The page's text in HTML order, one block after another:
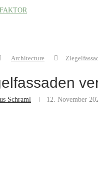
Architecture
Schraml 12. November